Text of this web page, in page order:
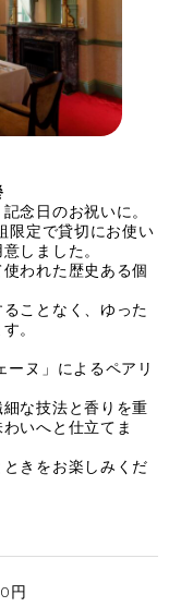
念日のお祝いに。
限定で貸切にお使い
しました。
われた歴史ある個
ことなく、ゆった
。
ーヌ」によるペアリ
な技法と香りを重
いへと仕立てま
きをお楽しみくだ
円